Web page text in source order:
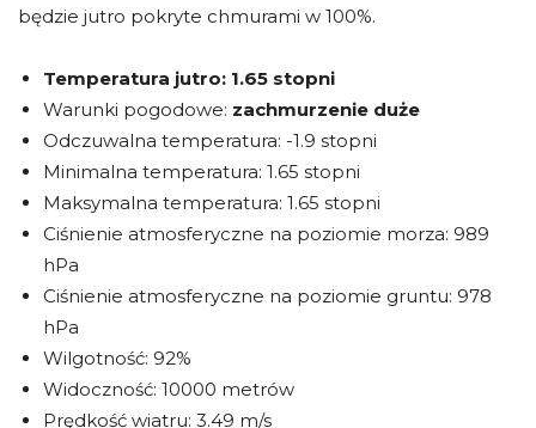
będzie jutro pokryte chmurami w 100%.
Temperatura jutro: 1.65 stopni
Warunki pogodowe: zachmurzenie duże
Odczuwalna temperatura: -1.9 stopni
Minimalna temperatura: 1.65 stopni
Maksymalna temperatura: 1.65 stopni
Ciśnienie atmosferyczne na poziomie morza: 989
hPa
Ciśnienie atmosferyczne na poziomie gruntu: 978
hPa
Wilgotność: 92%
Widoczność: 10000 metrów
Prędkość wiatru: 3.49 m/s